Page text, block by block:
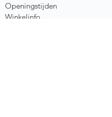
Openingstijden
Winkelinfo